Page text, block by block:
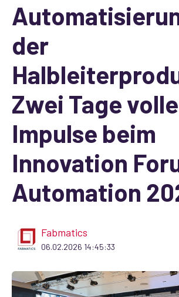
der
Zwei Tage
Impulse beim
Innovation
Automation
Fabmatics
06.02.2026 14:45:33